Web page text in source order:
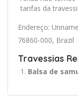
tarifas da
Endereço:
76860-000, Brazil
Travessias
Balsa de